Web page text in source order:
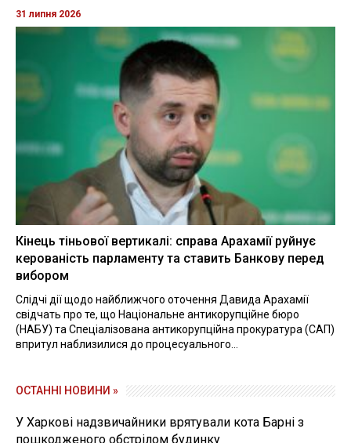
31 липня 2026
Кінець тіньової вертикалі: справа Арахамії руйнує
керованість парламенту та ставить Банкову перед
вибором
Слідчі дії щодо найближчого оточення Давида Арахамії
свідчать про те, що Національне антикорупційне бюро
(НАБУ) та Спеціалізована антикорупційна прокуратура (САП)
впритул наблизилися до процесуального...
ОСТАННІ НОВИНИ »
У Харкові надзвичайники врятували кота Барні з
пошкодженого обстрілом будинку